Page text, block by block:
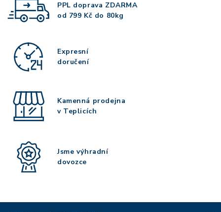
PPL doprava ZDARMA
od 799 Kč do 80kg
Expresní
doručení
Kamenná prodejna
v Teplicích
Jsme výhradní
dovozce